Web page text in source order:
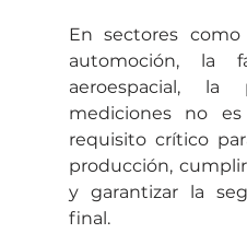
En sectores
automoción, la
aeroespacial,
mediciones no
requisito crítico
producción,
y garantizar la
final.